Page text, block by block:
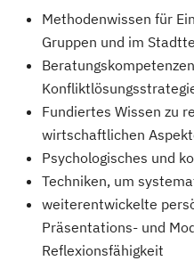
Methodenwissen für
Gruppen und im
Fundiertes Wissen zu
wirtschaftlichen
Psychologisches und
Techniken, um
weiterentwickelte
Präsentations- und
Reflexionsfähigkeit